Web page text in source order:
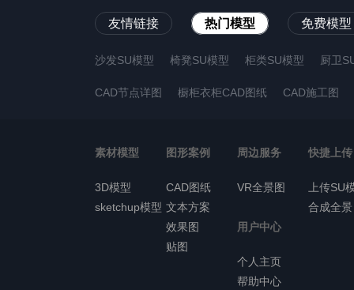
友情链接 热门模型 免费模型
沙发SU模型 椅凳SU模型 柜类SU模型 厨卫
CAD节点详图 橱柜衣柜CAD图纸 CAD施工图
素材模型
3D模型
sketchup模型
图形案例
CAD图纸
文本方案
效果图
贴图
周边服务
VR全景图
快捷上传
上传SU
合成全景
用户中心
个人主页
帮助中心